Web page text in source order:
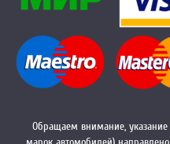
Обращаем внимание,